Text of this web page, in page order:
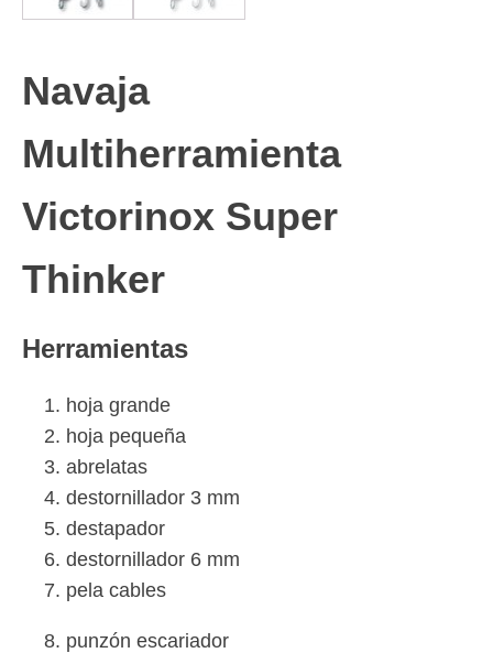
Navaja
Multiherramienta
Victorinox Super
Thinker
Herramientas
hoja grande
hoja pequeña
abrelatas
destornillador 3 mm
destapador
destornillador 6 mm
pela cables
punzón escariador